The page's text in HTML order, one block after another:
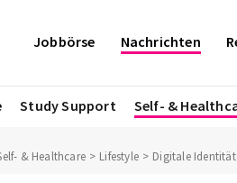
Jobbörse Nachrichten
Study Support Self- &
& Healthcare Lifestyle Digitale